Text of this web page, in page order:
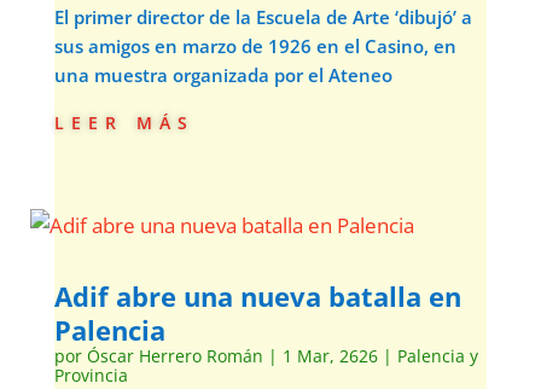
El primer director de la Escuela de Arte ‘dibujó’ a
sus amigos en marzo de 1926 en el Casino, en
una muestra organizada por el Ateneo
leer más
Adif abre una nueva batalla en
Palencia
por Óscar Herrero Román | 1 Mar, 2626| Palencia y
Provincia